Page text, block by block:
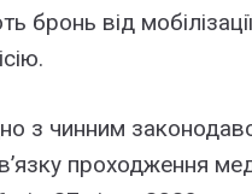
бронь від
з чинним
проходження